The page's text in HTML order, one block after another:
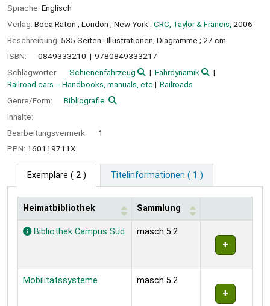
Sprache: Englisch
Verlag: Boca Raton ; London ; New York : CRC, Taylor & Francis, 2006
Beschreibung: 535 Seiten : Illustrationen, Diagramme ; 27 cm
ISBN:
0849333210
9780849333217
Schlagwörter:
Schienenfahrzeug
Fahrdynamik
Railroad cars -- Handbooks, manuals, etc
Railroads
Genre/Form:
Bibliografie
Inhalte:
Bearbeitungsvermerk:
1
PPN: 160119711X
Exemplare ( 2 ) Titelinformationen ( 1 )
Exemplare
Heimatbibliothek Sammlung
Bibliothek Campus Süd masch 5.2
Mobilitätssysteme masch 5.2